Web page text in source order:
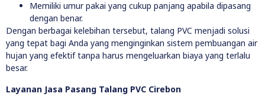
Memiliki umur pakai yang cukup panjang apabila dipasang
dengan benar.
Dengan berbagai kelebihan tersebut, talang PVC menjadi solusi
yang tepat bagi Anda yang menginginkan sistem pembuangan air
hujan yang efektif tanpa harus mengeluarkan biaya yang terlalu
besar.
Layanan Jasa Pasang Talang PVC Cirebon